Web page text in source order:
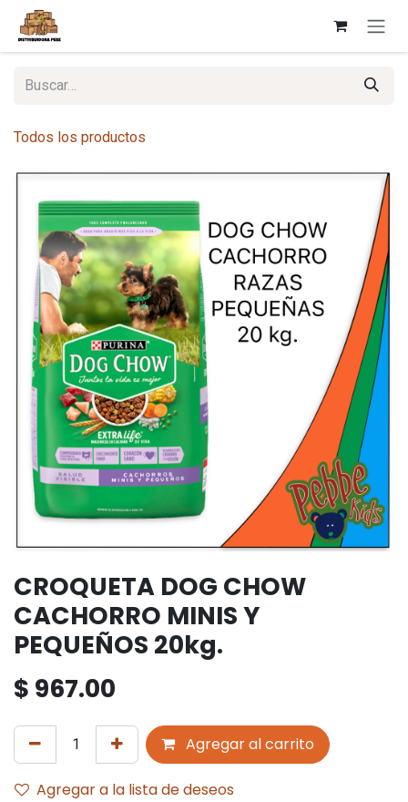
Ir al contenido
Todos los productos
CROQUETA DOG CHOW
CACHORRO MINIS Y
PEQUEÑOS 20kg.
$ 967.00
Agregar al carrito
Agregar a la lista de deseos